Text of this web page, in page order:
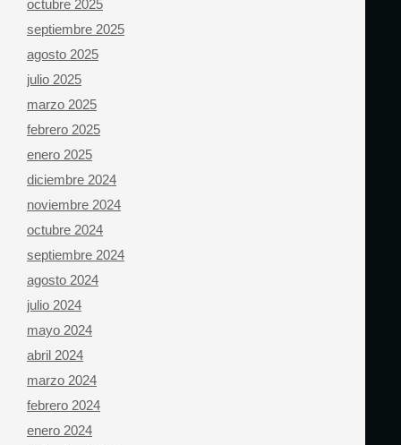
octubre 2025
septiembre 2025
agosto 2025
julio 2025
marzo 2025
febrero 2025
enero 2025
diciembre 2024
noviembre 2024
octubre 2024
septiembre 2024
agosto 2024
julio 2024
mayo 2024
abril 2024
marzo 2024
febrero 2024
enero 2024